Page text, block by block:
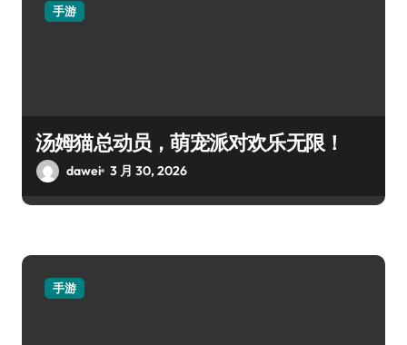
手游
汤姆猫总动员，萌宠派对欢乐无限！
dawei 3 月 30, 2026
手游